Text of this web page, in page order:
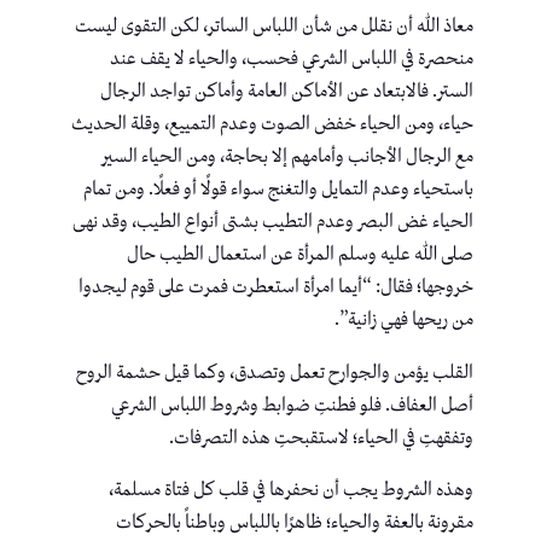
معاذ الله أن نقلل من شأن اللباس الساتر، لكن التقوى ليست
منحصرة في اللباس الشرعي فحسب، والحياء لا يقف عند
الستر. فالابتعاد عن الأماكن العامة وأماكن تواجد الرجال
حياء، ومن الحياء خفض الصوت وعدم التمييع، وقلة الحديث
مع الرجال الأجانب وأمامهم إلا بحاجة، ومن الحياء السير
باستحياء وعدم التمايل والتغنج سواء قولًا أو فعلًا. ومن تمام
الحياء غض البصر وعدم التطيب بشتى أنواع الطيب، وقد نهى
صلى الله عليه وسلم المرأة عن استعمال الطيب حال
خروجها؛ فقال: “أيما امرأة استعطرت فمرت على قوم ليجدوا
من ريحها فهي زانية”.
القلب يؤمن والجوارح تعمل وتصدق، وكما قيل حشمة الروح
أصل العفاف. فلو فطنتِ ضوابط وشروط اللباس الشرعي
وتفقهتِ في الحياء؛ لاستقبحتِ هذه التصرفات.
وهذه الشروط يجب أن نحفرها في قلب كل فتاة مسلمة،
مقرونة بالعفة والحياء؛ ظاهرًا باللباس وباطناً بالحركات